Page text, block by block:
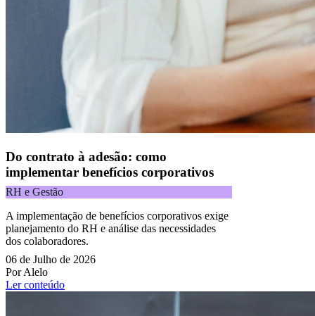
Do contrato à adesão: como
implementar benefícios corporativos
RH e Gestão
A implementação de benefícios corporativos exige
planejamento do RH e análise das necessidades
dos colaboradores.
06 de Julho de 2026
Por Alelo
Ler conteúdo